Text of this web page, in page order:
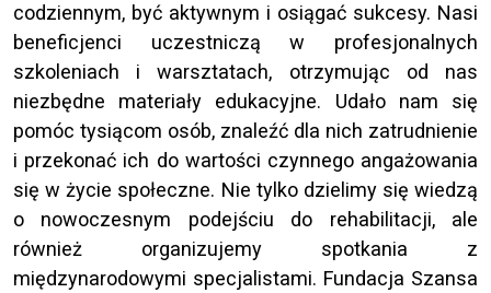
codziennym, być aktywnym i osiągać sukcesy. Nasi
beneficjenci uczestniczą w profesjonalnych
szkoleniach i warsztatach, otrzymując od nas
niezbędne materiały edukacyjne. Udało nam się
pomóc tysiącom osób, znaleźć dla nich zatrudnienie
i przekonać ich do wartości czynnego angażowania
się w życie społeczne. Nie tylko dzielimy się wiedzą
o nowoczesnym podejściu do rehabilitacji, ale
również organizujemy spotkania z
międzynarodowymi specjalistami. Fundacja Szansa